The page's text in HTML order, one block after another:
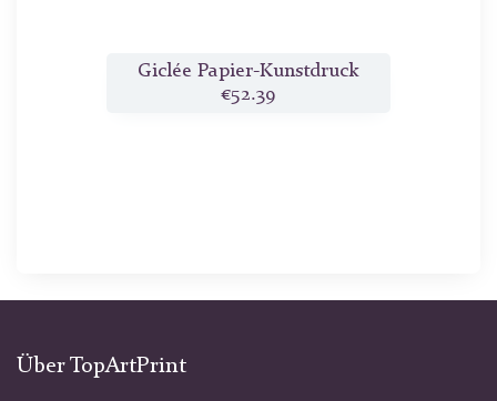
Giclée Papier-Kunstdruck
€52.39
Über TopArtPrint